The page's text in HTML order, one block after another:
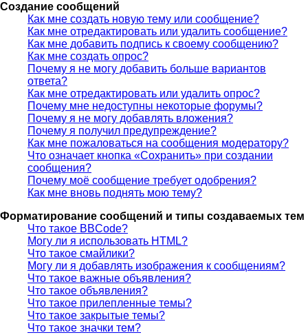
Создание сообщений
Как мне создать новую тему или сообщение?
Как мне отредактировать или удалить сообщение?
Как мне добавить подпись к своему сообщению?
Как мне создать опрос?
Почему я не могу добавить больше вариантов
ответа?
Как мне отредактировать или удалить опрос?
Почему мне недоступны некоторые форумы?
Почему я не могу добавлять вложения?
Почему я получил предупреждение?
Как мне пожаловаться на сообщения модератору?
Что означает кнопка «Сохранить» при создании
сообщения?
Почему моё сообщение требует одобрения?
Как мне вновь поднять мою тему?
Форматирование сообщений и типы создаваемых тем
Что такое BBCode?
Могу ли я использовать HTML?
Что такое смайлики?
Могу ли я добавлять изображения к сообщениям?
Что такое важные объявления?
Что такое объявления?
Что такое прилепленные темы?
Что такое закрытые темы?
Что такое значки тем?